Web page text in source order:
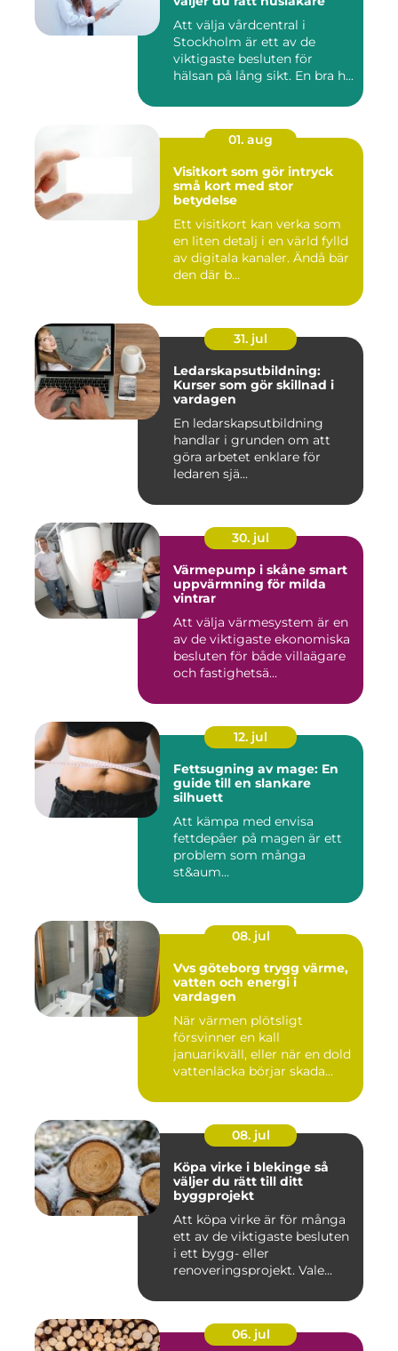
Att välja vårdcentral i
Stockholm är ett av de
viktigaste besluten för
hälsan på lång sikt. En bra h...
01. aug
Visitkort som gör intryck
små kort med stor
betydelse
Ett visitkort kan verka som
en liten detalj i en värld fylld
av digitala kanaler. Ändå bär
den där b...
31. jul
Ledarskapsutbildning:
Kurser som gör skillnad i
vardagen
En ledarskapsutbildning
handlar i grunden om att
göra arbetet enklare för
ledaren sjä...
30. jul
Värmepump i skåne smart
uppvärmning för milda
vintrar
Att välja värmesystem är en
av de viktigaste ekonomiska
besluten för både villaägare
och fastighetsä...
12. jul
Fettsugning av mage: En
guide till en slankare
silhuett
Att kämpa med envisa
fettdepåer på magen är ett
problem som många
st&aum...
08. jul
Vvs göteborg trygg värme,
vatten och energi i
vardagen
När värmen plötsligt
försvinner en kall
januarikväll, eller när en dold
vattenläcka börjar skada
08. jul
Köpa virke i blekinge så
väljer du rätt till ditt
byggprojekt
Att köpa virke är för många
ett av de viktigaste besluten
i ett bygg- eller
renoveringsprojekt. Vale...
06. jul